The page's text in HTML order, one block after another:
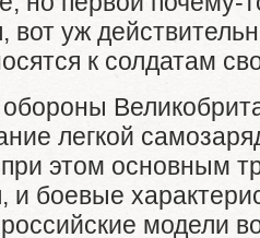
вот уж
к солдатам
легкой
этом основным
и боевые
модели